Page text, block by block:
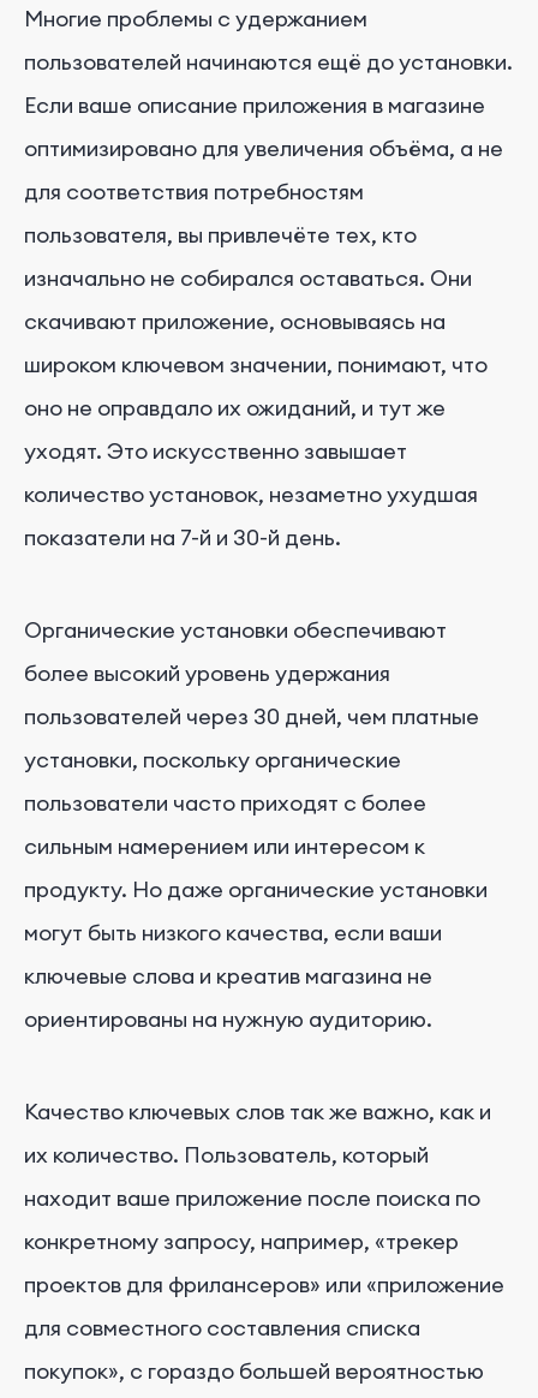
Многие проблемы с удержанием
пользователей начинаются ещё до установки.
Если ваше описание приложения в магазине
оптимизировано для увеличения объёма, а не
для соответствия потребностям
пользователя, вы привлечёте тех, кто
изначально не собирался оставаться. Они
скачивают приложение, основываясь на
широком ключевом значении, понимают, что
оно не оправдало их ожиданий, и тут же
уходят. Это искусственно завышает
количество установок, незаметно ухудшая
показатели на 7-й и 30-й день.
Органические установки обеспечивают
более высокий уровень удержания
пользователей через 30 дней, чем платные
установки, поскольку органические
пользователи часто приходят с более
сильным намерением или интересом к
продукту. Но даже органические установки
могут быть низкого качества, если ваши
ключевые слова и креатив магазина не
ориентированы на нужную аудиторию.
Качество ключевых слов так же важно, как и
их количество. Пользователь, который
находит ваше приложение после поиска по
конкретному запросу, например, «трекер
проектов для фрилансеров» или «приложение
для совместного составления списка
покупок», с гораздо большей вероятностью